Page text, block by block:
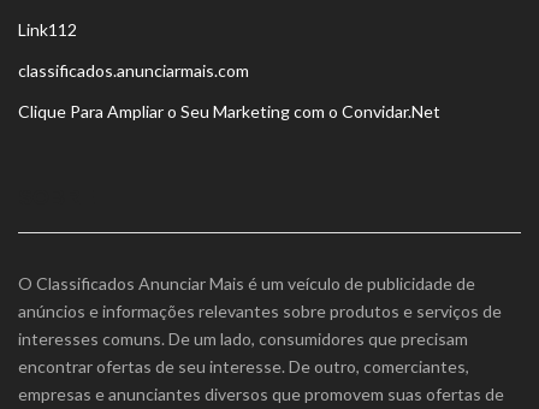
Link112
classificados.anunciarmais.com
Clique Para Ampliar o Seu Marketing com o Convidar.Net
O Classificados Anunciar Mais é um veículo de publicidade de
anúncios e informações relevantes sobre produtos e serviços de
interesses comuns. De um lado, consumidores que precisam
encontrar ofertas de seu interesse. De outro, comerciantes,
empresas e anunciantes diversos que promovem suas ofertas de